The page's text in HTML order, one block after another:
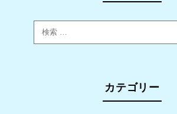
カテゴリー